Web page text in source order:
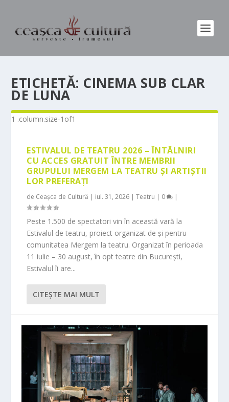
ETICHETĂ: CINEMA SUB CLAR
DE LUNA
ESTIVALUL DE TEATRU 2026 – ÎNTÂLNIRI
CU ACCES GRATUIT ÎNTRE MEMBRII
GRUPULUI MERGEM LA TEATRU ȘI ARTIȘTII
LOR PREFERAȚI
de Ceașca de Cultură | iul. 31, 2026 |Teatru | 0 |
Peste 1.500 de spectatori vin în această vară la
Estivalul de teatru, proiect organizat de și pentru
comunitatea Mergem la teatru. Organizat în perioada
11 iulie – 30 august, în opt teatre din București,
Estivalul îi are...
CITEŞTE MAI MULT